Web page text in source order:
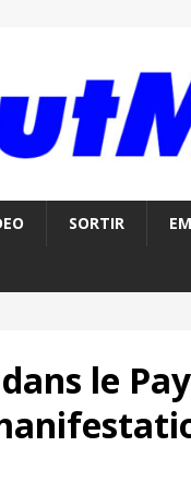
SORTIR
le